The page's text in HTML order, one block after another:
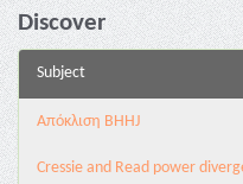
Discover
Subject
Aπόκλιση BHHJ
Cressie and Read power